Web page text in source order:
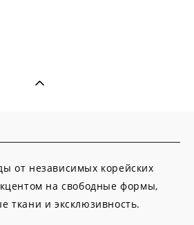
от независимых корейских
на свободные формы,
ткани и эксклюзивность.